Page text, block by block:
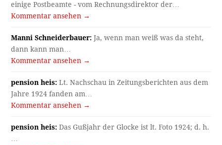
einige Postbeamte - vom Rechnungsdirektor der…
Kommentar ansehen →
Manni Schneiderbauer: Ja, wenn man weiß was da steht,
dann kann man…
Kommentar ansehen →
pension heis: Lt. Nachschau in Zeitungsberichten aus dem
Jahre 1924 fanden am…
Kommentar ansehen →
pension heis: Das Gußjahr der Glocke ist lt. Foto 1924; d. h.